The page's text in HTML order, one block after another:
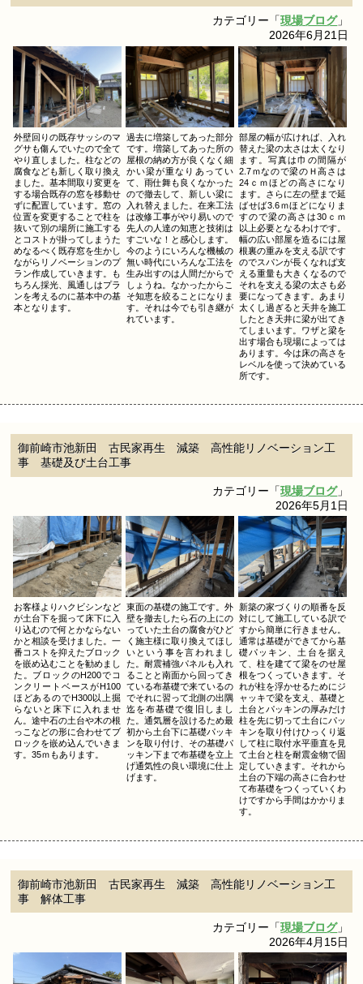
カテゴリー「現場ブログ」
2026年6月21日
外壁回りの既存サッシのマ
グサも傷んでいたので全て
やり直しました。柱などの
腐食なども新しく取り換え
ました。基本間取り変更を
する場合既存の窓を移動せ
ずに配置しています。窓の
位置を変更することで柱を
抜いて別の場所に施工する
とコストが掛ってしまうた
めなるべく既存窓を生かし
ながらリノベーションのプ
ラン作成していきます。も
ちろん採光、風通しはプラ
ンを考えるのに基本中の基
本となります。
過去に増築してあった部分
です。増築してあった所の
屋根の納め方が良くなく細
かい梁が重なりあってい
て、雨仕舞も良くなかった
ので撤去して、新しい梁に
入れ替えました。在来工法
は改修工事がやり易いので
先人の人達の知恵と技術は
すごいな！と感心します。
今のようにいろんな機械の
無い時代にいろんな工法を
生み出すのは人間だからで
しょうね。なかったからこ
そ知恵を絞ることになりま
す。それは今でも引き継が
れています。
部屋の幅が広ければ、入れ
替えた梁の太さは太くなり
ます。写真は巾の間隔が
2.7ｍなので梁のＨ高さは
24ｃｍほどの高さになり
ます。さらに左の壁まで延
ばせば3.6ｍほどになりま
すので梁の高さは30ｃｍ
以上必要となるわけです。
幅の広い部屋を造るには屋
根裏の重みを支える訳です
のでスパンが長くなれば支
える重量も大きくなるので
それを支える梁の太さも必
要になってきます。あまり
太くし過ぎると天井を施工
したとき天井に梁が出てき
てしまいます。ワザと梁を
出す場合も現場によっては
あります。今は床の高さを
レベルを使って決めている
所です。
御前崎市池新田 古民家再生 減築 高性能リノベーション工
事 基礎及び土台工事
カテゴリー「現場ブログ」
2026年5月1日
お客様よりハクビシンなど
が土台下を掘って床下に入
り込むので何とかならない
かと相談を受けました。一
番コストを抑えたブロック
を嵌め込むことを勧めまし
た。ブロックのH200でコ
ンクリートベースがH100
ほどあるのでH300以上掘
らないと床下に入れませ
ん。途中石の土台や木の根
っこなどの形に合わせてブ
ロックを嵌め込んでいきま
す。35ｍもあります。
東面の基礎の施工です。外
壁を撤去したら石の上にの
っていた土台の腐食がひど
く施主様に取り換えてほし
いという事を言われまし
た。耐震補強パネルも入れ
ることと南面から回ってき
ている布基礎で来ているの
でそれに習って北側の出隅
迄を布基礎で復旧しまし
た。通気層を設けるため最
初から土台下に基礎パッキ
ンを取り付け、その基礎パ
ッキン下まで布基礎を立上
げ通気性の良い環境に仕上
げます。
新築の家づくりの順番を反
対にして施工している訳で
すから簡単に行きません。
通常は基礎ができてから基
礎パッキン、土台を据え
て、柱を建てて梁をのせ屋
根をつくっていきます。そ
れが柱を浮かせるためにジ
ャッキで梁を支え、基礎と
土台とパッキンの厚みだけ
柱を先に切って土台にパッ
キンを取り付けひっくり返
して柱に取付水平垂直を見
て土台と柱を耐震金物で固
定していきます。それから
土台の下端の高さに合わせ
て布基礎をつくっていくわ
けですから手間はかかりま
す。
御前崎市池新田 古民家再生 減築 高性能リノベーション工
事 解体工事
カテゴリー「現場ブログ」
2026年4月15日